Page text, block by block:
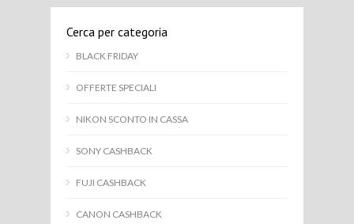
Cerca per categoria
BLACK FRIDAY
OFFERTE SPECIALI
NIKON SCONTO IN CASSA
SONY CASHBACK
FUJI CASHBACK
CANON CASHBACK